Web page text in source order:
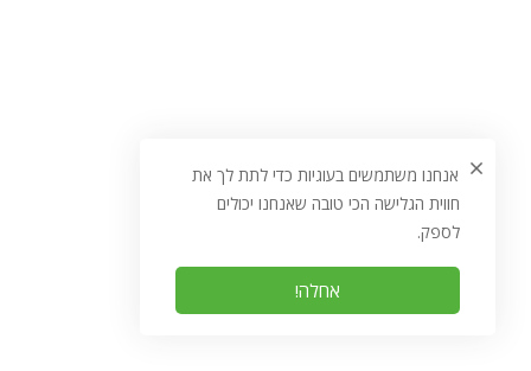
אנחנו משתמשים בעוגיות כדי לתת לך את
חווית הגלישה הכי טובה שאנחנו יכולים
לספק.
אחלה!